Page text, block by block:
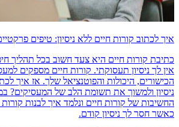
איך לכתוב קורות חיים ללא ניסיון: טיפים
כתיבת קורות חיים היא צעד חשוב בכל תהליך
אין לך ניסיון תעסוקתי. קורות חיים מספקים
הכישורים, היכולות והפוטנציאל שלך. אז איך
ניסיון ולמשוך את תשומת הלב של המעסיקים?
החשיבות של קורות חיים ונלמד איך לבנות
כאשר חסר לך ניסיון קודם.